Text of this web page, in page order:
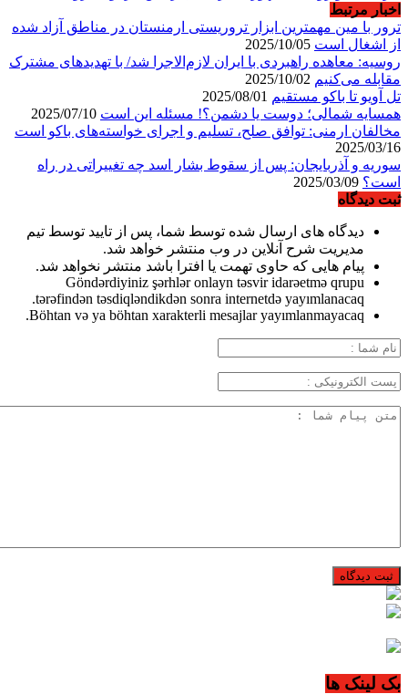
اخبار مرتبط
ترور با مین مهمترین ابزار تروریستی ارمنستان در مناطق آزاد شده
از اشغال است
روسیه: معاهده راهبردی با ایران لازم‌الاجرا شد/ با تهدیدهای مشترک
مقابله می‌کنیم
تل آویو تا باکو مستقیم
همسایه شمالی؛ دوست یا دشمن؟! مسئله این است
مخالفان ارمنی: توافق صلح، تسلیم و اجرای خواسته‌های باکو است
2025/03/16
سوریه و آذربایجان: پس از سقوط بشار اسد چه تغییراتی در راه
است؟
ثبت دیدگاه
دیدگاه های ارسال شده توسط شما، پس از تایید توسط تیم
مدیریت شرح آنلاین در وب منتشر خواهد شد.
پیام هایی که حاوی تهمت یا افترا باشد منتشر نخواهد شد.
Göndərdiyiniz şərhlər onlayn təsvir idarəetmə qrupu
tərəfindən təsdiqləndikdən sonra internetdə yayımlanacaq.
Böhtan və ya böhtan xarakterli mesajlar yayımlanmayacaq.
بک لینک ها